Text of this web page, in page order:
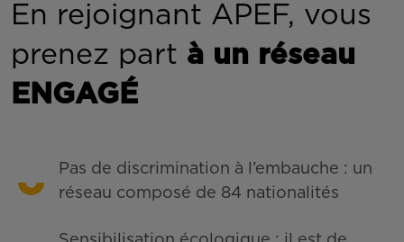
En rejoignant APEF, vous
prenez part à un réseau
ENGAGÉ
Pas de discrimination à l’embauche : un
réseau composé de 84 nationalités